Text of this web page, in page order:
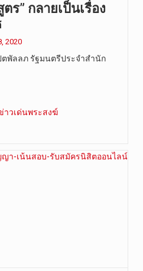
ร” กลายเป็นเรื่อง
2020
ลลภ รัฐมนตรีประจำสำนัก
าวเด่นพระสงฆ์